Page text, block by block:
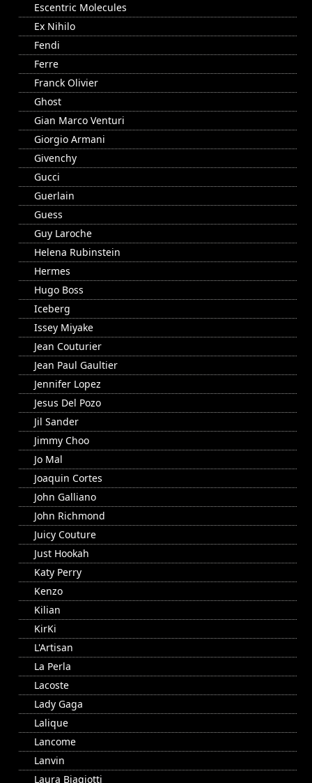
Escentric Molecules
Ex Nihilo
Fendi
Ferre
Franck Olivier
Ghost
Gian Marco Venturi
Giorgio Armani
Givenchy
Gucci
Guerlain
Guess
Guy Laroche
Helena Rubinstein
Hermes
Hugo Boss
Iceberg
Issey Miyake
Jean Couturier
Jean Paul Gaultier
Jennifer Lopez
Jesus Del Pozo
Jil Sander
Jimmy Choo
Jo Mal
Joaquin Cortes
John Galliano
John Richmond
Juicy Couture
Just Hookah
Katy Perry
Kenzo
Kilian
KirKi
L'Artisan
La Perla
Lacoste
Lady Gaga
Lalique
Lancome
Lanvin
Laura Biagiotti